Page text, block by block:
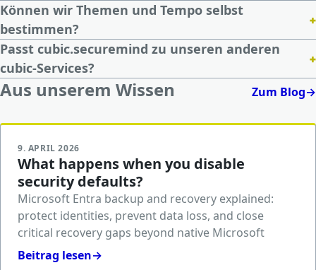
Können wir Themen und Tempo selbst
bestimmen?
+
Passt cubic.securemind zu unseren anderen
cubic-Services?
+
Aus unserem Wissen Zum Blog→
9. APRIL 2026
What happens when you disable
security defaults?
Microsoft Entra backup and recovery explained:
protect identities, prevent data loss, and close
critical recovery gaps beyond native Microsoft
Beitrag lesen→